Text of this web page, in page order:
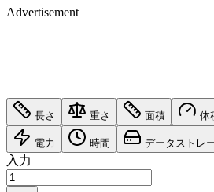
Advertisement
長さ 重さ 面積 体
電力 時間 データストレ
入力